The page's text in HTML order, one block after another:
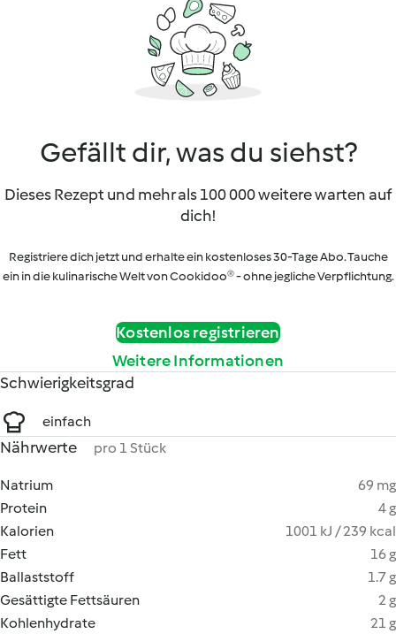
Gefällt dir, was du siehst?
Dieses Rezept und mehr als 100 000 weitere warten auf
dich!
Registriere dich jetzt und erhalte ein kostenloses 30-Tage Abo. Tauche
ein in die kulinarische Welt von Cookidoo® - ohne jegliche Verpflichtung.
Kostenlos registrieren
Weitere Informationen
Schwierigkeitsgrad
einfach
Nährwerte pro 1 Stück
Natrium
69 mg
Protein
4 g
Kalorien
1001 kJ / 239 kcal
Fett
16 g
Ballaststoff
1.7 g
Gesättigte Fettsäuren
2 g
Kohlenhydrate
21 g